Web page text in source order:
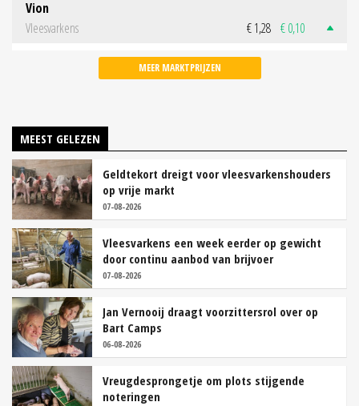
Vion
Vleesvarkens
€ 1,28 € 0,10
MEER MARKTPRIJZEN
MEEST GELEZEN
Geldtekort dreigt voor vleesvarkenshouders
op vrije markt
07-08-2026
Vleesvarkens een week eerder op gewicht
door continu aanbod van brijvoer
07-08-2026
Jan Vernooij draagt voorzittersrol over op
Bart Camps
06-08-2026
Vreugdesprongetje om plots stijgende
noteringen